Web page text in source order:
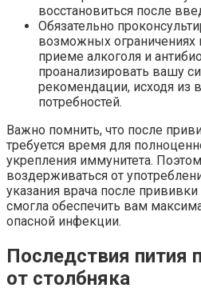
восстановиться после
Обязательно
возможных
приеме алкоголя и
проанализировать вашу
рекомендации, исходя из
потребностей.
Важно помнить, что после
требуется время для
укрепления иммунитета.
воздерживаться от
указания врача после
смогла обеспечить вам
опасной инфекции.
Последствия пития
от столбняка